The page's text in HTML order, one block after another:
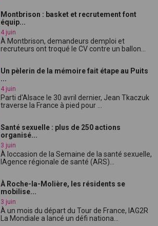
Montbrison : basket et recrutement font
équip...
4 juin
À Montbrison, demandeurs demploi et
recruteurs ont troqué le CV contre un ballon...
Un pèlerin de la mémoire fait étape au Puits
...
4 juin
Parti d'Alsace le 30 avril dernier, Jean Tkaczuk
traverse la France à pied pour ...
Santé sexuelle : plus de 250 actions
organisé...
3 juin
À loccasion de la Semaine de la santé sexuelle,
lAgence régionale de santé (ARS)...
À Roche-la-Molière, les résidents se
mobilise...
3 juin
À un mois du départ du Tour de France, lAG2R
La Mondiale a lancé un défi nationa...